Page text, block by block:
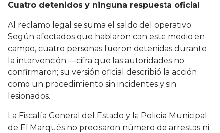
Cuatro detenidos y ninguna respuesta oficial
Al reclamo legal se suma el saldo del operativo.
Según afectados que hablaron con este medio en
campo, cuatro personas fueron detenidas durante
la intervención —cifra que las autoridades no
confirmaron; su versión oficial describió la acción
como un procedimiento sin incidentes y sin
lesionados.
La Fiscalía General del Estado y la Policía Municipal
de El Marqués no precisaron número de arrestos ni